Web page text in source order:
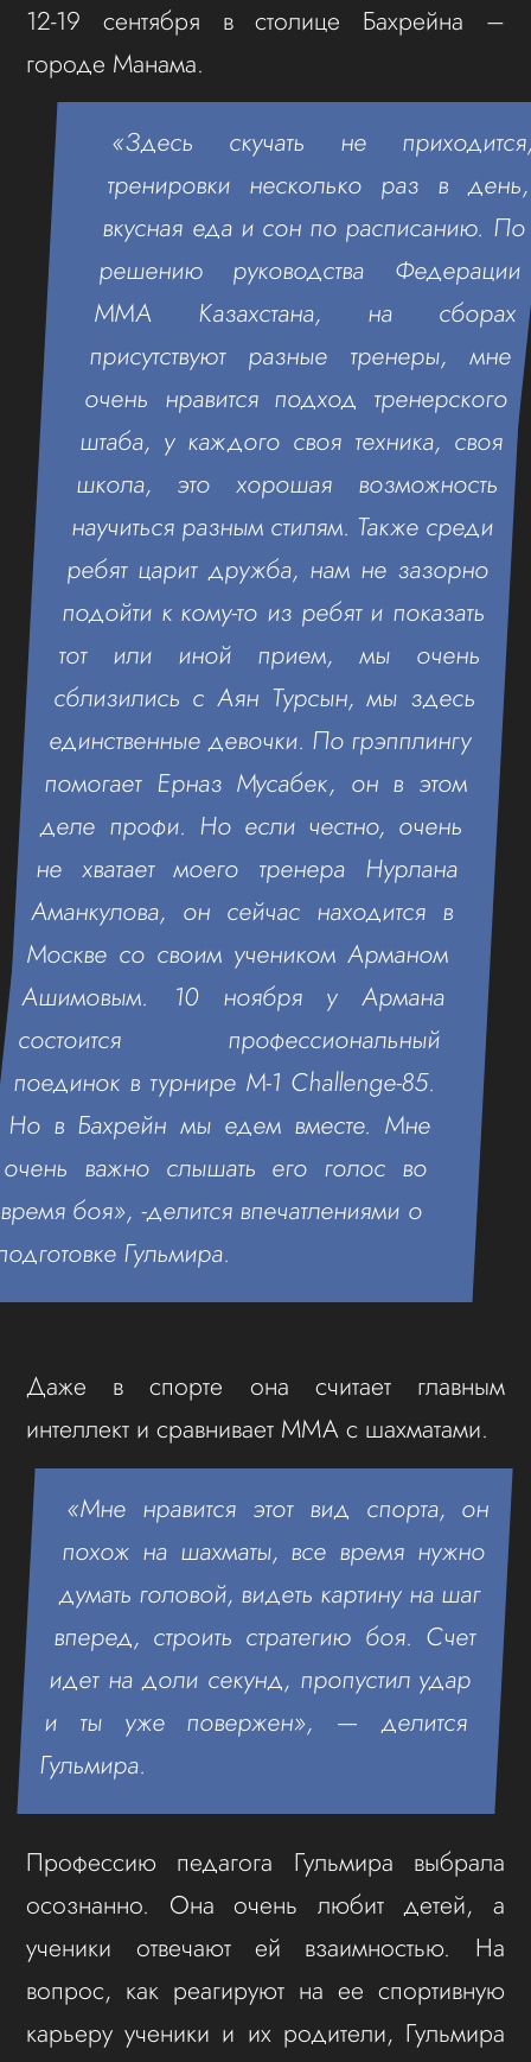
12-19 сентября в столице Бахрейна –
городе Манама.
«Здесь скучать не
тренировки несколько раз в
вкусная еда и сон по расписанию. По
решению руководства Федерации
ММА Казахстана, на сборах
присутствуют разные тренеры, мне
очень нравится подход тренерского
штаба, у каждого своя техника, своя
школа, это хорошая возможность
научиться разным стилям. Также среди
ребят царит дружба, нам не зазорно
подойти к кому-то из ребят и показать
тот или иной прием, мы очень
сблизились с Аян Турсын, мы здесь
единственные девочки. По грэпплингу
помогает Ерназ Мусабек, он в этом
деле профи. Но если честно, очень
не хватает моего тренера Нурлана
Аманкулова, он сейчас находится в
Москве со своим учеником Арманом
Ашимовым. 10 ноября у Армана
состоится профессиональный
поединок в турнире M-1 Challenge-85.
Но в Бахрейн мы едем вместе. Мне
очень важно слышать его голос во
время боя», -делится впечатлениями о
Гульмира.
Даже в спорте она считает главным
интеллект и сравнивает ММА с шахматами.
«Мне нравится этот вид спорта, он
похож на шахматы, все время нужно
думать головой, видеть картину на шаг
вперед, строить стратегию боя. Счет
идет на доли секунд, пропустил удар
и ты уже повержен», — делится
Гульмира.
Профессию педагога Гульмира выбрала
осознанно. Она очень любит детей, а
ученики отвечают ей взаимностью. На
вопрос, как реагируют на ее спортивную
карьеру ученики и их родители, Гульмира